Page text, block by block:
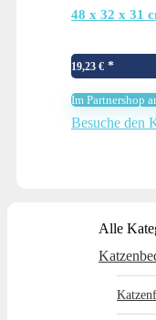
48 x 32 x 31
19,23 €
Im Partnershop
Besuche den
Alle